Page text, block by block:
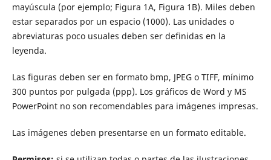
mayúscula (por ejemplo; Figura 1A, Figura 1B). Miles deben
estar separados por un espacio (1000). Las unidades o
abreviaturas poco usuales deben ser definidas en la
leyenda.
Las figuras deben ser en formato bmp, JPEG o TIFF, mínimo
300 puntos por pulgada (ppp). Los gráficos de Word y MS
PowerPoint no son recomendables para imágenes impresas.
Las imágenes deben presentarse en un formato editable.